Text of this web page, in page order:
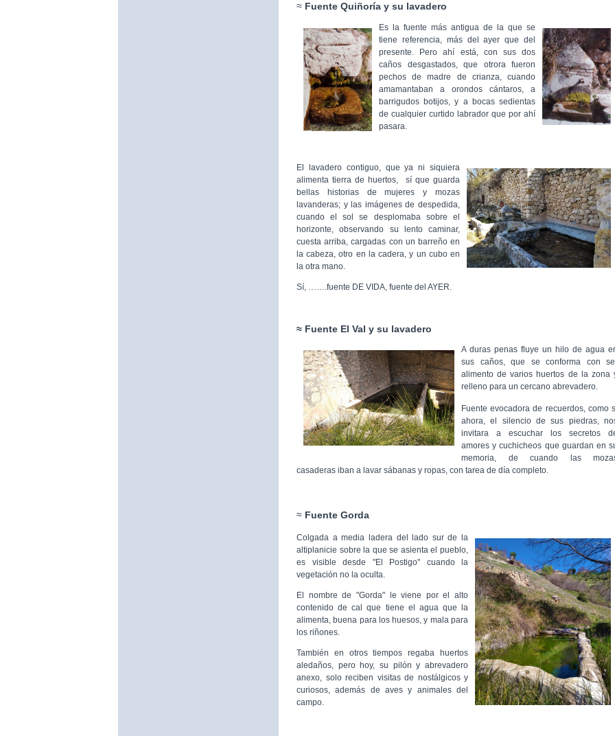
≈ Fuente Quiñoría y su lavadero
Es la fuente más antigua de la que se
tiene referencia, más del ayer que del
presente. Pero ahí está, con sus dos
caños desgastados, que otrora fueron
pechos de madre de crianza, cuando
amamantaban a orondos cántaros, a
barrigudos botijos, y a bocas sedientas
de cualquier curtido labrador que por ahí
pasara.
El lavadero contiguo, que ya ni siquiera
alimenta tierra de huertos,
sí que guarda
bellas historias de mujeres y mozas
lavanderas; y las imágenes de despedida,
cuando el sol se desplomaba sobre el
horizonte, observando su lento caminar,
cuesta arriba, cargadas con un barreño en
la cabeza, otro en la cadera, y un cubo en
la otra mano.
Sí, …….fuente DE VIDA, fuente del AYER.
≈ Fuente El Val y su lavadero
A duras penas fluye un hilo de agua
sus caños, que se conforma con
alimento de varios huertos de la zona
relleno para un cercano abrevadero.
Fuente evocadora de recuerdos, como
ahora, el silencio de sus piedras,
invitara a escuchar los secretos
amores y cuchicheos que guardan en
memoria, de cuando las
casaderas iban a lavar sábanas y ropas, con tarea de día completo.
≈ Fuente Gorda
Colgada a media ladera del lado sur de la
altiplanicie sobre la que se asienta el pueblo,
es visible desde "El Postigo" cuando la
vegetación no la oculta.
El nombre de "Gorda" le viene por el alto
contenido de cal que tiene el agua que la
alimenta, buena para los huesos, y mala para
los riñones.
También en otros tiempos regaba huertos
aledaños, pero hoy, su pilón y abrevadero
anexo, solo reciben visitas de nostálgicos y
curiosos, además de aves y animales del
campo.